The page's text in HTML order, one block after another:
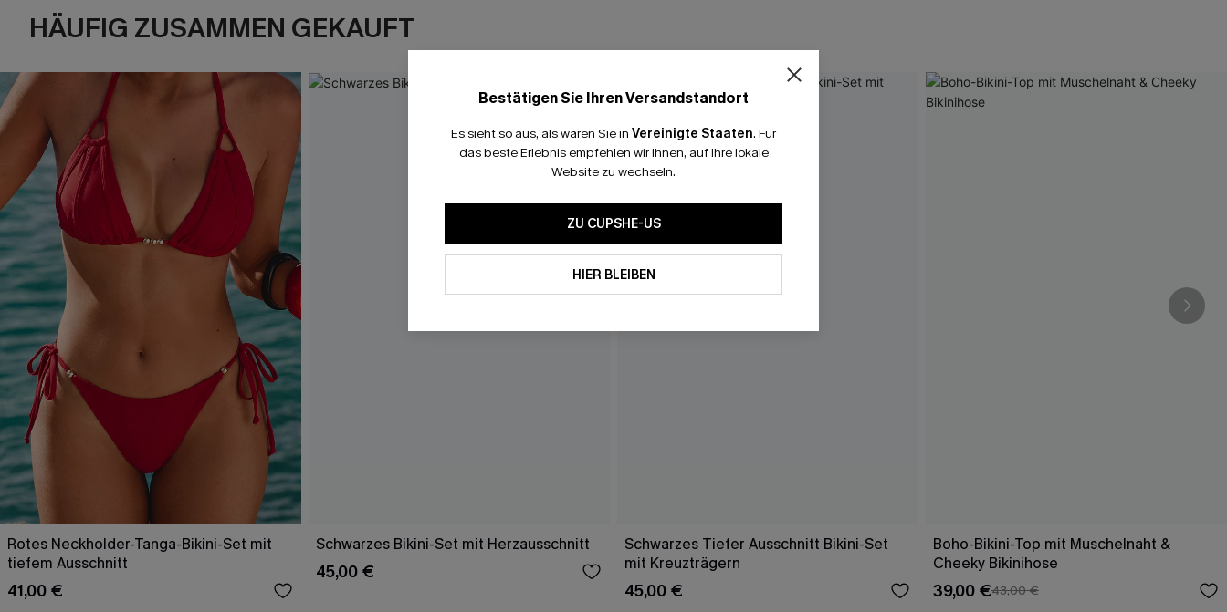
HÄUFIG ZUSAMMEN GEKAUFT
Rotes Neckholder-Tanga-Bikini-Set mit
tiefem Ausschnitt
41,00 €
Schwarzes Bikini-Set mit Herzausschnitt
45,00 €
Schwarzes Tiefer Ausschnitt Bikini-Set
mit Kreuzträgern
45,00 €
Boho-Bikini-Top mit Muschelnaht &
Cheeky Bikinihose
39,00 €43,00 €
Bestätigen Sie Ihren Versandstandort
Es sieht so aus, als wären Sie in Vereinigte Staaten. Für
das beste Erlebnis empfehlen wir Ihnen, auf Ihre lokale
Website zu wechseln.
ZU CUPSHE-US
HIER BLEIBEN